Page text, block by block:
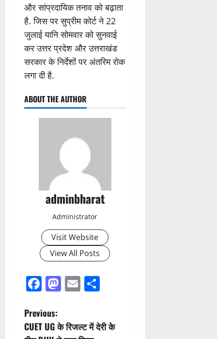
और सांप्रदायिक तनाव को बढ़ाता
है. जिस पर सुप्रीम कोर्ट ने 22
जुलाई यानि सोमवार को सुनवाई
कर उत्तर प्रदेश और उत्तराखंड
सरकार के निर्देशों पर अंतरिम रोक
लगा दी है.
ABOUT THE AUTHOR
adminbharat
Administrator
Visit Website
View All Posts
Facebook
Mastodon
Email
P
Previous:
CUET UG के रिजल्ट में देरी के